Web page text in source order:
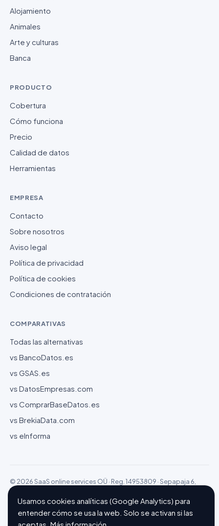
Alojamiento
Animales
Arte y culturas
Banca
PRODUCTO
Cobertura
Cómo funciona
Precio
Calidad de datos
Herramientas
EMPRESA
Contacto
Sobre nosotros
Aviso legal
Política de privacidad
Política de cookies
Condiciones de contratación
COMPARATIVAS
Todas las alternativas
vs BancoDatos.es
vs GSAS.es
vs DatosEmpresas.com
vs ComprarBaseDatos.es
vs BrekiaData.com
vs eInforma
© 2026 SaaS online services OÜ · Reg. 14953809 · Sepapaja 6,
15551 Tallinn (Estonia)
Configurar cookiesHecho con ❤ en Barcelona
Usamos cookies analíticas (Google Analytics) para
entender cómo se usa la web. Solo se activan si las